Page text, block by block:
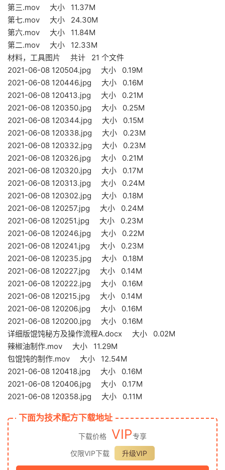
第三.mov 大小 11.37M
第七.mov 大小 24.30M
第六.mov 大小 11.84M
第二.mov 大小 12.33M
材料，工具图片 共计 21 个文件
2021-06-08 120504.jpg 大小 0.19M
2021-06-08 120446.jpg 大小 0.16M
2021-06-08 120413.jpg 大小 0.21M
2021-06-08 120350.jpg 大小 0.25M
2021-06-08 120344.jpg 大小 0.15M
2021-06-08 120338.jpg 大小 0.23M
2021-06-08 120332.jpg 大小 0.23M
2021-06-08 120326.jpg 大小 0.21M
2021-06-08 120320.jpg 大小 0.17M
2021-06-08 120313.jpg 大小 0.24M
2021-06-08 120302.jpg 大小 0.18M
2021-06-08 120257.jpg 大小 0.24M
2021-06-08 120251.jpg 大小 0.23M
2021-06-08 120246.jpg 大小 0.22M
2021-06-08 120241.jpg 大小 0.23M
2021-06-08 120235.jpg 大小 0.18M
2021-06-08 120227.jpg 大小 0.14M
2021-06-08 120222.jpg 大小 0.16M
2021-06-08 120215.jpg 大小 0.14M
2021-06-08 120206.jpg 大小 0.16M
2021-06-08 120200.jpg 大小 0.16M
详细版馄饨秘方及操作流程A.docx 大小 0.02M
辣椒油制作.mov 大小 11.29M
包馄饨的制作.mov 大小 12.54M
2021-06-08 120418.jpg 大小 0.16M
2021-06-08 120406.jpg 大小 0.17M
2021-06-08 120358.jpg 大小 0.11M
下面为技术配方下载地址
下载价格 VIP专享
仅限VIP下载
升级VIP